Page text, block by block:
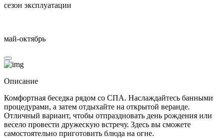
сезон эксплуатации
май-октябрь
Описание
Комфортная беседка рядом со СПА. Наслаждайтесь банными
процедурами, а затем отдыхайте на открытой веранде.
Отличный вариант, чтобы отпраздновать день рождения или
весело провести дружескую встречу. Здесь вы сможете
самостоятельно приготовить блюда на огне.